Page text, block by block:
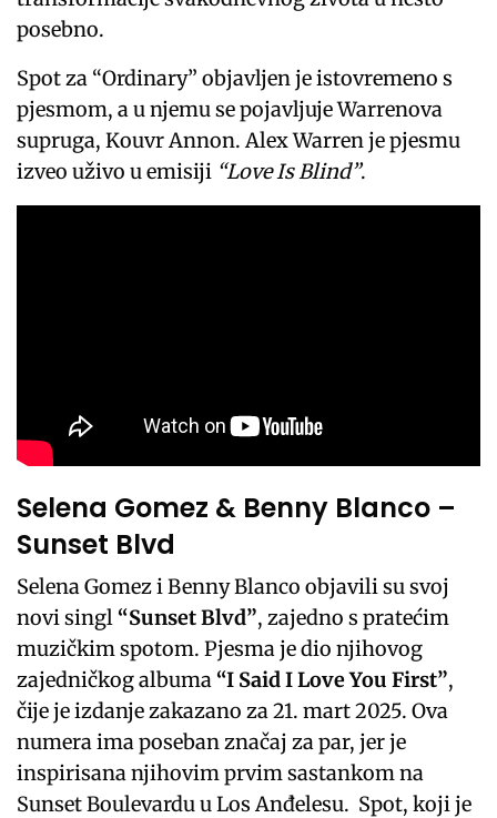
posebno.
Spot za “Ordinary” objavljen je istovremeno s
pjesmom, a u njemu se pojavljuje Warrenova
supruga, Kouvr Annon. Alex Warren je pjesmu
izveo uživo u emisiji “Love Is Blind”.
Selena Gomez & Benny Blanco –
Sunset Blvd
Selena Gomez i Benny Blanco objavili su svoj
novi singl “Sunset Blvd”, zajedno s pratećim
muzičkim spotom. Pjesma je dio njihovog
zajedničkog albuma “I Said I Love You First”,
čije je izdanje zakazano za 21. mart 2025. Ova
numera ima poseban značaj za par, jer je
inspirisana njihovim prvim sastankom na
Sunset Boulevardu u Los Anđelesu. Spot, koji je